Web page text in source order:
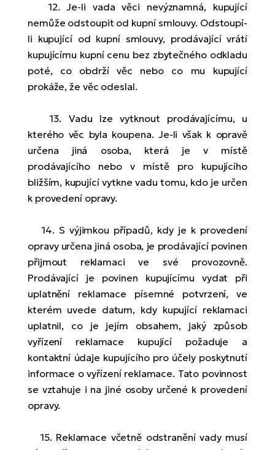
12. Je-li vada věci nevýznamná, kupující
nemůže odstoupit od kupní smlouvy. Odstoupí-
li kupující od kupní smlouvy, prodávající vrátí
kupujícímu kupní cenu bez zbytečného odkladu
poté, co obdrží věc nebo co mu kupující
prokáže, že věc odeslal.
13. Vadu lze vytknout prodávajícímu, u
kterého věc byla koupena. Je-li však k opravě
určena jiná osoba, která je v místě
prodávajícího nebo v místě pro kupujícího
bližším, kupující vytkne vadu tomu, kdo je určen
k provedení opravy.
14. S výjimkou případů, kdy je k provedení
opravy určena jiná osoba, je prodávající povinen
přijmout reklamaci ve své provozovně.
Prodávající je povinen kupujícímu vydat při
uplatnění reklamace písemné potvrzení, ve
kterém uvede datum, kdy kupující reklamaci
uplatnil, co je jejím obsahem, jaký způsob
vyřízení reklamace kupující požaduje a
kontaktní údaje kupujícího pro účely poskytnutí
informace o vyřízení reklamace. Tato povinnost
se vztahuje i na jiné osoby určené k provedení
opravy.
15. Reklamace včetně odstranění vady musí